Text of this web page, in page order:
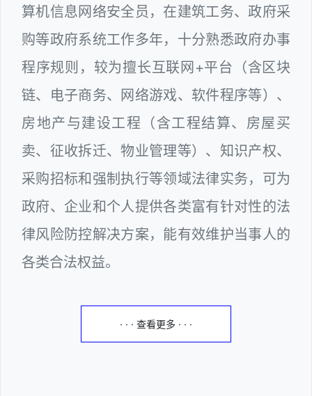
算机信息网络安全员，在建筑工务、政府采
购等政府系统工作多年，十分熟悉政府办事
程序规则，较为擅长互联网+平台（含区块
链、电子商务、网络游戏、软件程序等）、
房地产与建设工程（含工程结算、房屋买
卖、征收拆迁、物业管理等）、知识产权、
采购招标和强制执行等领域法律实务，可为
政府、企业和个人提供各类富有针对性的法
律风险防控解决方案，能有效维护当事人的
各类合法权益。
· · · 查看更多 · · ·